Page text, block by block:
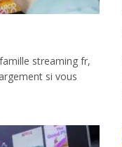
streaming fr,
si vous